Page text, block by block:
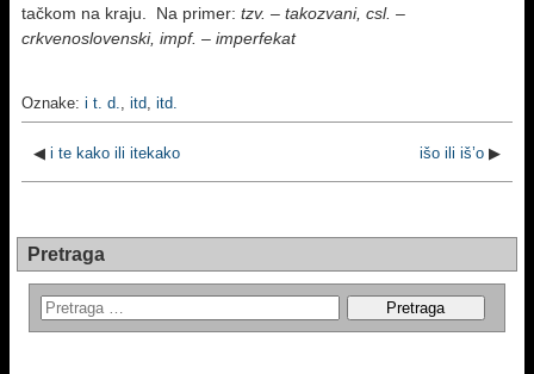
tačkom na kraju. Na primer: tzv. – takozvani, csl. –
crkvenoslovenski, impf. – imperfekat
Oznake: i t. d., itd, itd.
◀ i te kako ili itekako išo ili iš’o ▶
Pretraga